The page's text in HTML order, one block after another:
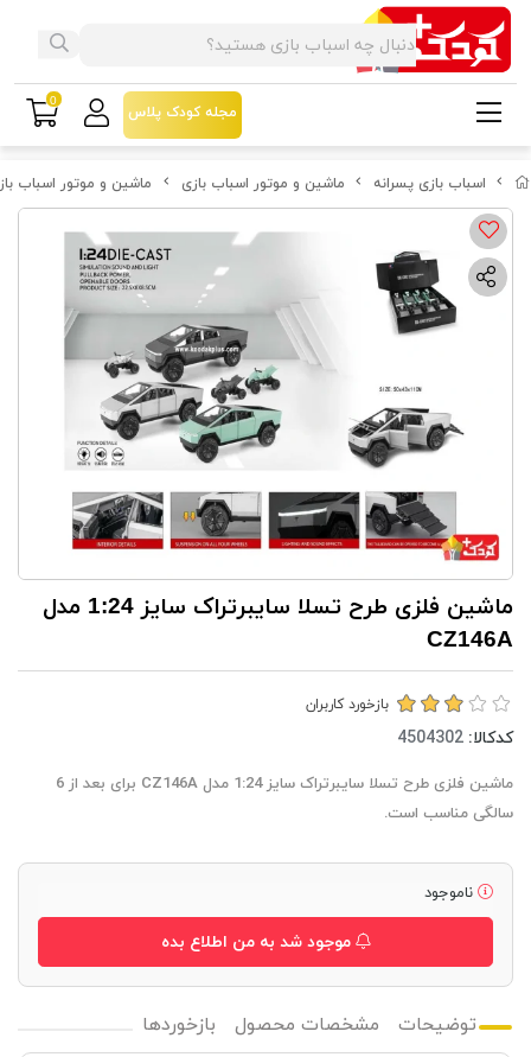
اسباب بازی پسرانه ماشین و موتور اسباب بازی ماشین و موتور اسباب
ماشین فلزی طرح تسلا سایبرتراک سایز 1:24 مدل
CZ146A
بازخورد کاربران
کدکالا:
ماشین فلزی طرح تسلا سایبرتراک سایز 1:24 مدل CZ146A برای بعد از 6
سالگی مناسب است.
ناموجود
موجود شد به من اطلاع بده
توضیحات مشخصات محصول بازخوردها
مجله کودک پلاس
0